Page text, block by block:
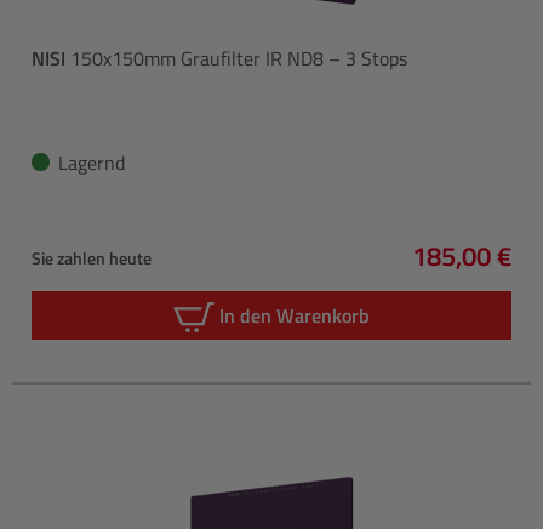
NISI 150x150mm Graufilter IR ND8 – 3 Stops
Lagernd
Sie zahlen heute
Regulärer
185,00 €
In den Warenkorb